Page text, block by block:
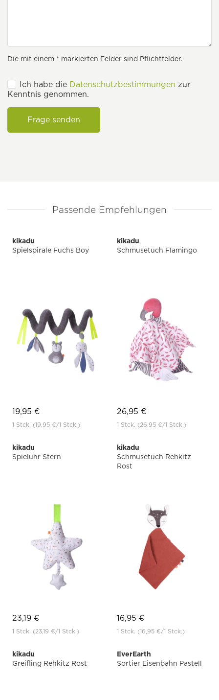
Die mit einem * markierten Felder sind Pflichtfelder.
Ich habe die Datenschutzbestimmungen zur
Kenntnis genommen.
Frage senden
Passende Empfehlungen
kikadu
Spielspirale Fuchs Boy
19,95 €
1 Stck. (19,95 €/1 Stck.)
kikadu
Schmusetuch Flamingo
26,95 €
1 Stck. (26,95 €/1 Stck.)
kikadu
Spieluhr Stern
23,19 €
1 Stck. (23,19 €/1 Stck.)
kikadu
Schmusetuch Rehkitz
Rost
16,95 €
1 Stck. (16,95 €/1 Stck.)
kikadu
Greifling Rehkitz Rost
EverEarth
Sortier Eisenbahn Pastell